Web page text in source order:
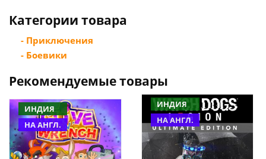
Категории товара
- Приключения
- Боевики
Рекомендуемые товары
ИНДИЯ
НА АНГЛ.
ИНДИЯ
НА АНГЛ.